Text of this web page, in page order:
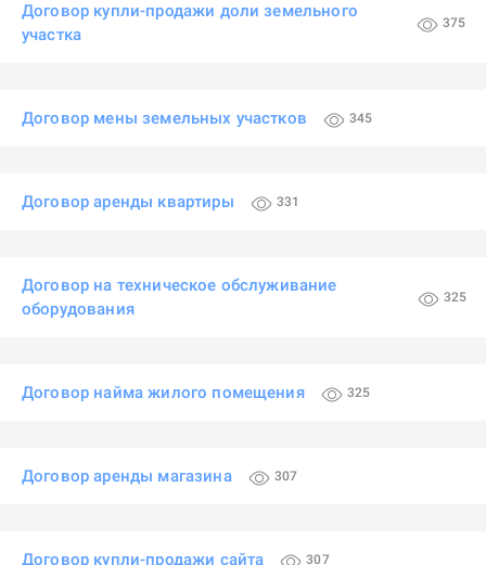
Договор купли-продажи доли земельного
участка
375
Договор мены земельных участков 345
Договор аренды квартиры 331
Договор на техническое обслуживание
оборудования
325
Договор найма жилого помещения 325
Договор аренды магазина 307
Договор купли-продажи сайта 307